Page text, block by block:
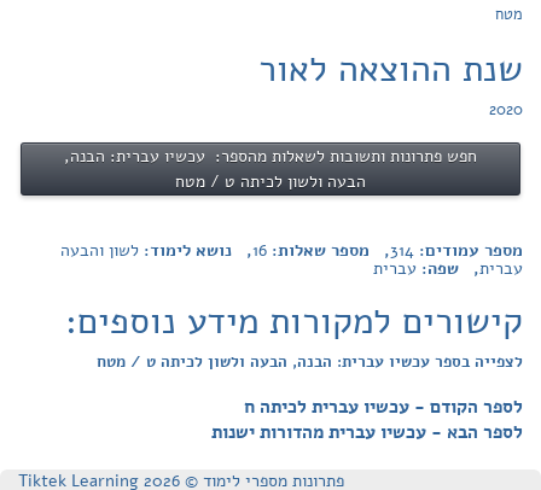
מטח
שנת ההוצאה לאור
2020
חפש פתרונות ותשובות לשאלות מהספר: עכשיו עברית: הבנה,
הבעה ולשון לכיתה ט / מטח
מספר עמודים: 314, מספר שאלות: 16, נושא לימוד: לשון והבעה
עברית, שפה: עברית
קישורים למקורות מידע נוספים:
לצפייה בספר עכשיו עברית: הבנה, הבעה ולשון לכיתה ט / מטח
לספר הקודם - עכשיו עברית לכיתה ח
לספר הבא - עכשיו עברית מהדורות ישנות
פתרונות מספרי לימוד © Tiktek Learning 2026